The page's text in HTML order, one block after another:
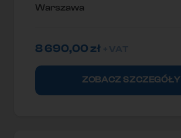
Warszawa
8 690,00zł
ZOBACZ SZCZEGÓŁY